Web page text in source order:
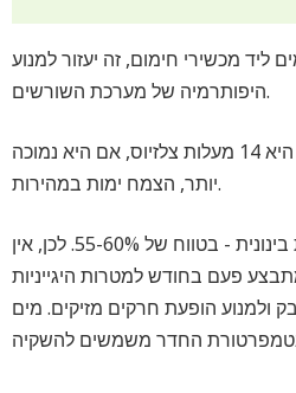
ליד מכשירי חימום, זה יעזור למנוע
היפותרמיה של מערכת השורשים.
הטמפרטורה המינימלית היא 14 מעלות צלזיוס, אם היא נמוכה
יותר, הצמח ימות במהירות.
אופורביה מעדיפה לחות בינונית - בטווח של 55-60%. לכן, אין
פעם בחודש למטרות היגייניות
ולמנוע הופעת חרקים מזיקים. מים